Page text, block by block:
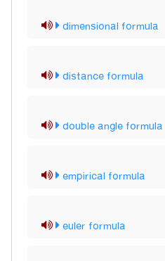
dimensional formula
distance formula
double angle formula
empirical formula
euler formula